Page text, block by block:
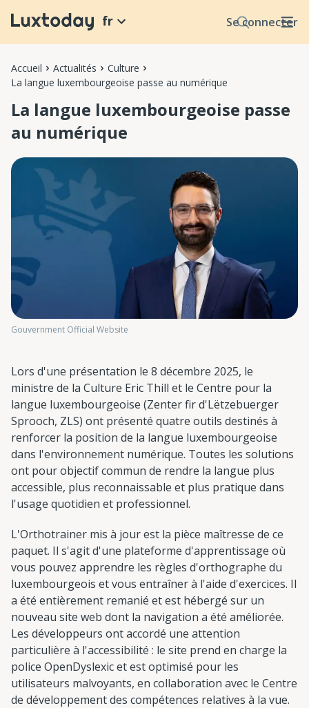
Se connecter
fr
Accueil Actualités
Culture
La langue luxembourgeoise passe au numérique
La langue luxembourgeoise passe
au numérique
Gouvernment Official Website
Lors d'une présentation le 8 décembre 2025, le
ministre de la Culture Eric Thill et le Centre pour la
langue luxembourgeoise (Zenter fir d'Lëtzebuerger
Sprooch, ZLS) ont présenté quatre outils destinés à
renforcer la position de la langue luxembourgeoise
dans l'environnement numérique. Toutes les solutions
ont pour objectif commun de rendre la langue plus
accessible, plus reconnaissable et plus pratique dans
l'usage quotidien et professionnel.
L'Orthotrainer mis à jour est la pièce maîtresse de ce
paquet. Il s'agit d'une plateforme d'apprentissage où
vous pouvez apprendre les règles d'orthographe du
luxembourgeois et vous entraîner à l'aide d'exercices. Il
a été entièrement remanié et est hébergé sur un
nouveau site web dont la navigation a été améliorée.
Les développeurs ont accordé une attention
particulière à l'accessibilité : le site prend en charge la
police OpenDyslexic et est optimisé pour les
utilisateurs malvoyants, en collaboration avec le Centre
de développement des compétences relatives à la vue.